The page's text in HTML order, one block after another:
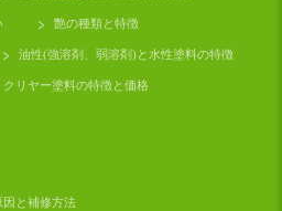
艶の種類と特徴
油性(強溶剤、弱溶剤)と水性塗料の特徴
リヤー塗料の特徴と価格
と補修方法